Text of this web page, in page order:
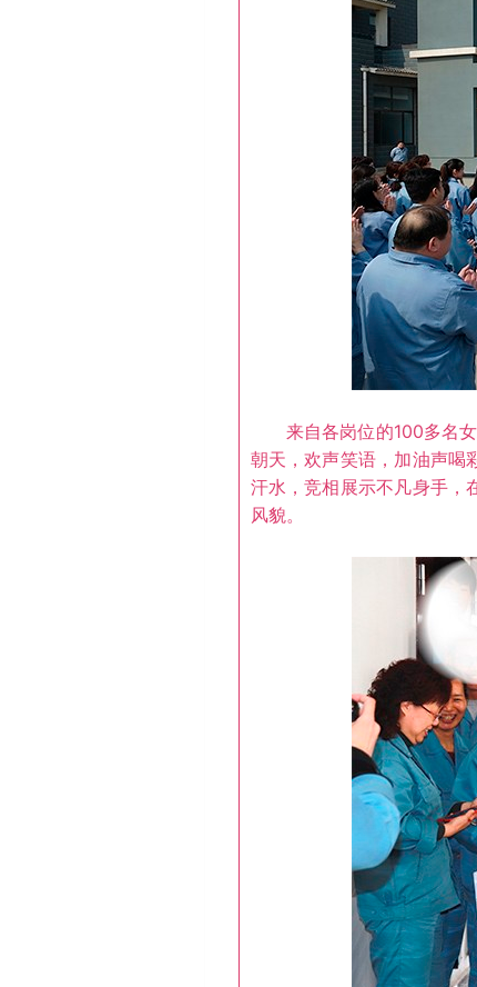
来自各岗位的100多名女
朝天，欢声笑语，加油声喝
汗水，竞相展示不凡身手，
风貌。